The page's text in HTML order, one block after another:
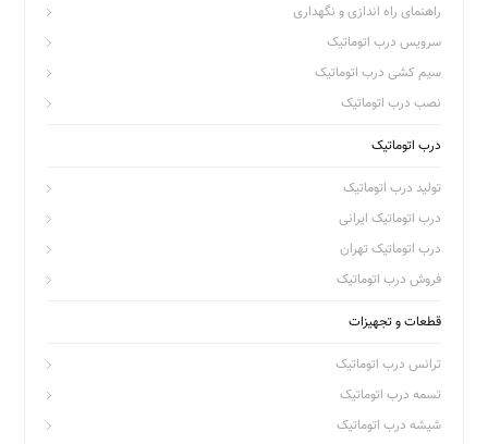
راهنمای راه اندازی و نگهداری
سرویس درب اتوماتیک
سیم کشی درب اتوماتیک
نصب درب اتوماتیک
درب اتوماتیک
تولید درب اتوماتیک
درب اتوماتیک ایرانی
درب اتوماتیک تهران
فروش درب اتوماتیک
قطعات و تجهیزات
ترانس درب اتوماتیک
تسمه درب اتوماتیک
شیشه درب اتوماتیک